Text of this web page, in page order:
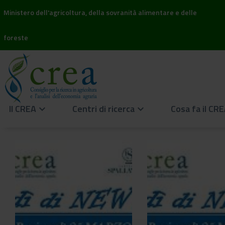
Ministero dell'agricoltura, della sovranità alimentare e delle
foreste
Il CREA keyboard_arrow_down Centri di ricerca keyboard_arrow_down Cosa fa il